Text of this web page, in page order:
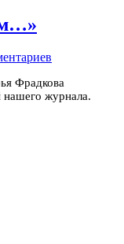
Фрадкова
нашего журнала.